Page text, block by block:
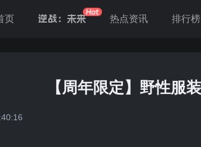
页 逆战：未来 热点资讯 排行榜
【周年限定】野性服